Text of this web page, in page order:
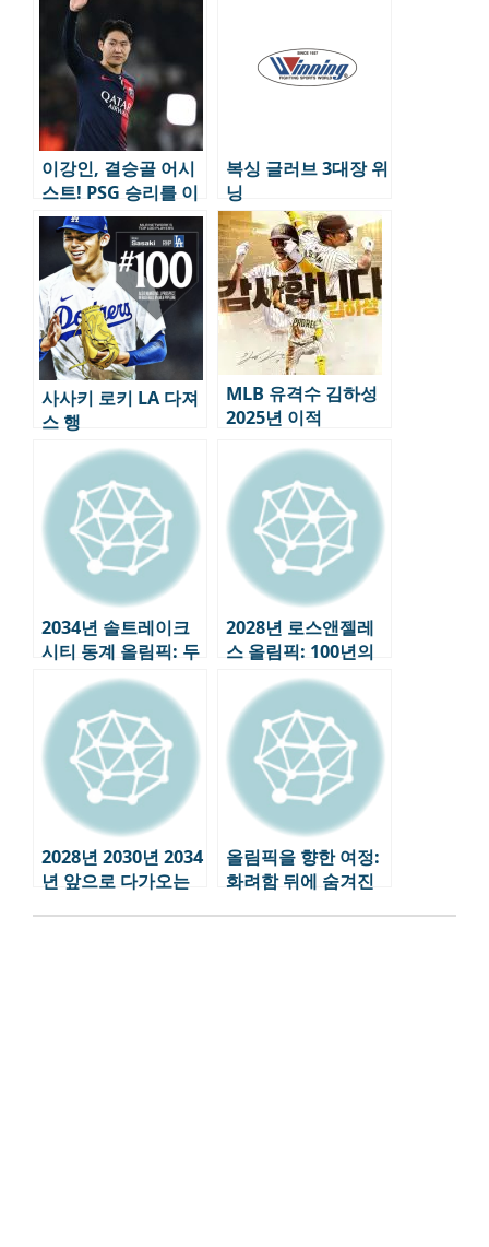
이강인, 결승골 어시
스트! PSG 승리를 이
끌다
복싱 글러브 3대장 위
닝
사사키 로키 LA 다져
스 행
MLB 유격수 김하성
2025년 이적
2034년 솔트레이크
시티 동계 올림픽: 두
번째 도전, 미국의 올
림픽 전략
2028년 로스앤젤레
스 올림픽: 100년의
역사, 미래를 향한 도
2028년 2030년 2034
년 앞으로 다가오는
올림픽을 향한 여정:
화려함 뒤에 숨겨진